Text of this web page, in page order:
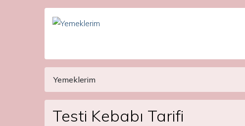
Main Navigation
Yemeklerim
Testi Kebabı Tarifi